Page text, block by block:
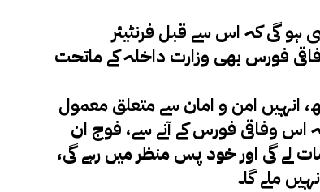
ہو گی کہ اس سے قبل فرنٹیئر
فورس بھی وزارت داخلہ کے ماتحت
انہیں امن و امان سے متعلق معمول
اس وفاقی فورس کے آنے سے، فوج ان
لے گی اور خود پس منظر میں رہے گی،
ملے گا۔